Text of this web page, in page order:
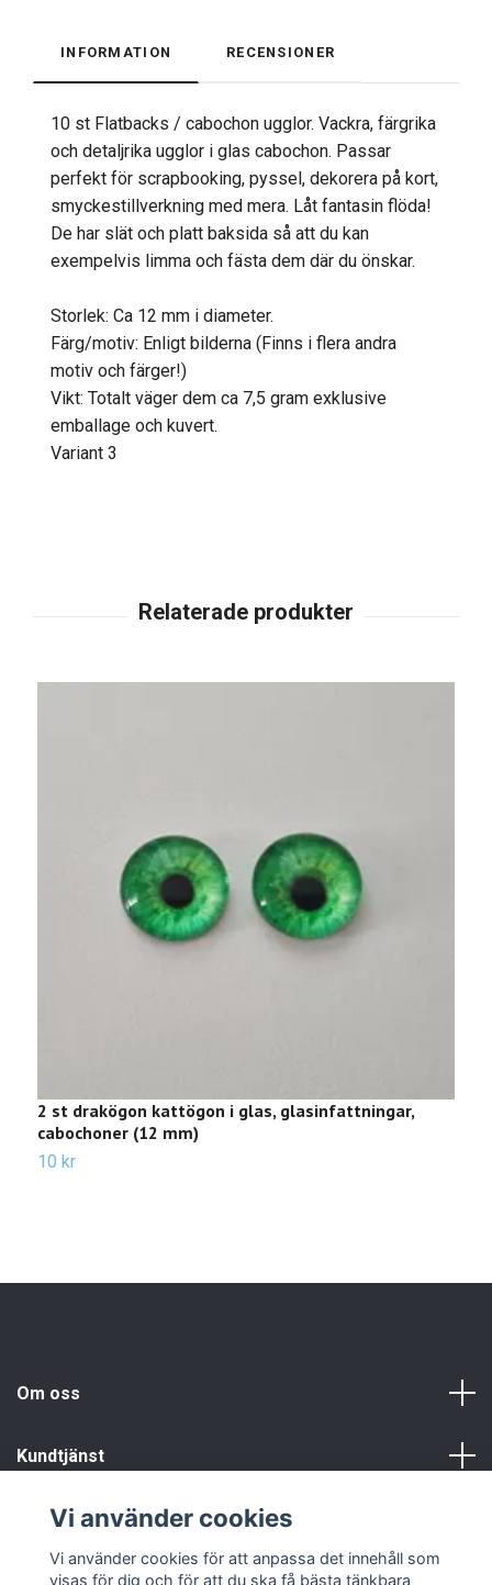
INFORMATION RECENSIONER
10 st Flatbacks / cabochon ugglor. Vackra, färgrika
och detaljrika ugglor i glas cabochon. Passar
perfekt för scrapbooking, pyssel, dekorera på kort,
smyckestillverkning med mera. Låt fantasin flöda!
De har slät och platt baksida så att du kan
exempelvis limma och fästa dem där du önskar.
Storlek: Ca 12 mm i diameter.
Färg/motiv: Enligt bilderna (Finns i flera andra
motiv och färger!)
Vikt: Totalt väger dem ca 7,5 gram exklusive
emballage och kuvert.
Variant 3
2 st drakögon kattögon i glas, glasinfattningar,
cabochoner (12 mm)
10 kr
Om oss
Kundtjänst
Vi använder cookies
Vi använder cookies för att anpassa det innehåll som
visas för dig och för att du ska få bästa tänkbara